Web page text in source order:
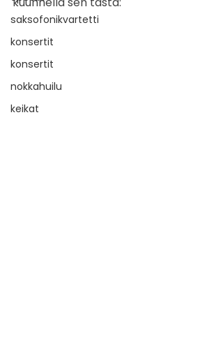
saksofonikvartetti
konsertit
konsertit
nokkahuilu
keikat